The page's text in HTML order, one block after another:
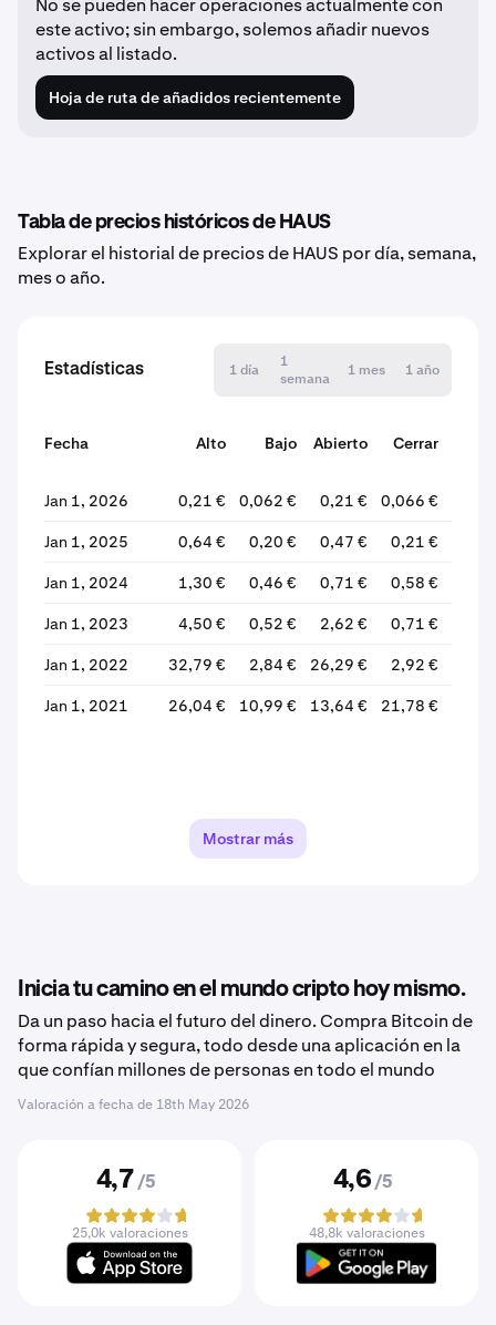
No se pueden hacer operaciones actualmente con
este activo; sin embargo, solemos añadir nuevos
activos al listado.
Hoja de ruta de añadidos recientemente
Tabla de precios históricos de HAUS
Explorar el historial de precios de HAUS por día, semana,
mes o año.
Estadísticas 1 día
1
semana
1 mes 1 año
Fecha Alto Bajo Abierto Cerrar
Jan 1, 2026
0,21 € 0,062 € 0,21 € 0,066 €
Jan 1, 2025 0,64 € 0,20 € 0,47 € 0,21 €
Jan 1, 2024 1,30 € 0,46 € 0,71 € 0,58 €
Jan 1, 2023 4,50 € 0,52 € 2,62 € 0,71 €
Jan 1, 2022 32,79 € 2,84 € 26,29 € 2,92 €
Jan 1, 2021 26,04 € 10,99 € 13,64 € 21,78 €
Mostrar más
Inicia tu camino en el mundo cripto hoy mismo.
Da un paso hacia el futuro del dinero. Compra Bitcoin de
forma rápida y segura, todo desde una aplicación en la
que confían millones de personas en todo el mundo
Valoración a fecha de 18th May 2026
4,7 /5
25,0k valoraciones
4,6 /5
48,8k valoraciones